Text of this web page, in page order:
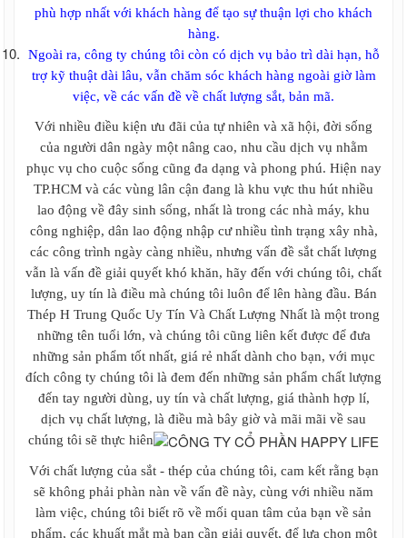
Thép tấm chống trượt, tấm gân
Cắt bản mã theo yêu cầu
Co - Tê - Mặt bích - Van
Co thép
Van thép
Mặt bích thép
Sắt xây dựng, thép xây dựng, sắt thép
xây dựng
Sắt - Thép Hòa Phát
Sắt - Thép Việt Ý
Sắt - Thép Miền Nam
Sắt - Thép Việt Nhật
Sắt - Thép Pomina
Sắt xây dựng giá rẻ
Thép xây dựng giá rẻ
Ván ép phủ phim Tekcom giá rẻ
Giá ván cốp pha phủ phim tekcom
Thép hình, thép chữ I, thép hình H, thép
V, thép hình U, thép La
Thép hình,thép I H U V Hòa Phát
Sắt thép I H U Posco
Sắt thép U I V An Khánh
Ván ép phủ keo, ván cốp pha phủ keo,
giá ván ép phủ keo
Ván ép phủ keo trong, ván cốp pha phủ
keo, giá ván ép phủ keo trong
phù hợp nhất với khách hàng để tạo sự thuận lợi cho khách
hàng.
Ngoài ra, công ty chúng tôi còn có dịch vụ bảo trì dài hạn, hỗ
trợ kỹ thuật dài lâu, vẫn chăm sóc khách hàng ngoài giờ làm
việc, về các vấn đề về chất lượng sắt, bản mã.
Với nhiều điều kiện ưu đãi của tự nhiên và xã hội, đời sống
của người dân ngày một nâng cao, nhu cầu dịch vụ nhằm
phục vụ cho cuộc sống cũng đa dạng và phong phú. Hiện nay
TP.HCM và các vùng lân cận đang là khu vực thu hút nhiều
lao động về đây sinh sống, nhất là trong các nhà máy, khu
công nghiệp, dân lao động nhập cư nhiều tình trạng xây nhà,
các công trình ngày càng nhiều, nhưng vấn đề sắt chất lượng
vẫn là vấn đề giải quyết khó khăn, hãy đến với chúng tôi, chất
lượng, uy tín là điều mà chúng tôi luôn để lên hàng đầu. Bán
Thép H Trung Quốc Uy Tín Và Chất Lượng Nhất là một trong
những tên tuổi lớn, và chúng tôi cũng liên kết được để đưa
những sản phẩm tốt nhất, giá rẻ nhất dành cho bạn, với mục
đích công ty chúng tôi là đem đến những sản phẩm chất lượng
đến tay người dùng, uy tín và chất lượng, giá thành hợp lí,
dịch vụ chất lượng, là điều mà bây giờ và mãi mãi về sau
chúng tôi sẽ thực hiên
Với chất lượng của sắt - thép của chúng tôi, cam kết rằng bạn
sẽ không phải phàn nàn về vấn đề này, cùng với nhiều năm
làm việc, chúng tôi biết rõ về mối quan tâm của bạn về sản
phẩm, các khuất mắt mà bạn cần giải quyết, để lựa chọn một